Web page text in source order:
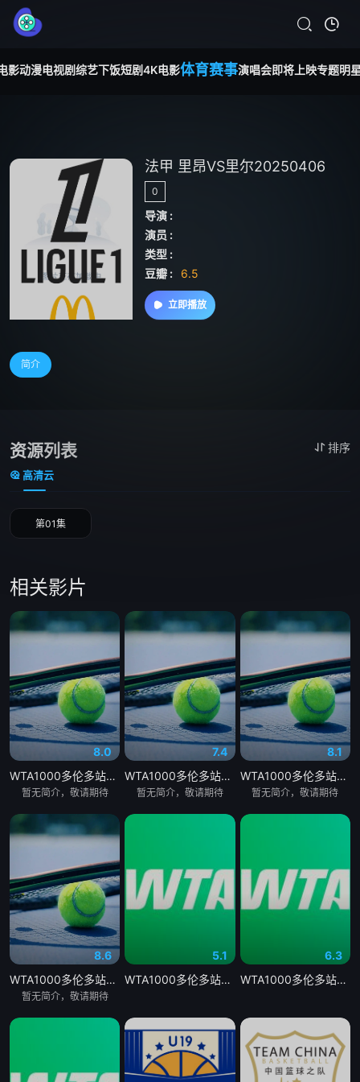
影动漫电视剧综艺下饭短剧4K电影体育赛事演唱会即将上映专题明
法甲 里昂VS里尔20250406
0
导演 :
演员 :
类型 :
豆瓣 :
6.5
立即播放
简介
资源列表 排序
高清云
第01集
相关影片
8.0
WTA1000多伦多站女单第二轮：戴伊VS高芙
暂无简介，敬请期待
7.4
WTA1000多伦多站女单第二轮：帕克斯VS伊埃拉
暂无简介，敬请期待
8.1
WTA1000多伦多站女单第二轮：扎拉祖阿VS费尔南德斯
暂无简介，敬请期待
8.6
WTA1000多伦多站女单第二轮：卡萨金娜VS莱巴金娜
暂无简介，敬请期待
5.1
WTA1000多伦多站女单第二轮 贝莱克0-2斯瓦泰克20260805
6.3
WTA1000多伦多站女单第二轮 戴伊0-2高芙20260806